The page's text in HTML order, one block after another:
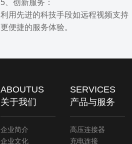
5、创新服务：
利用先进的科技手段如远程视频支持
更便捷的服务体验。
ABOUTUS
关于我们
企业简介
企业文化
SERVICES
产品与服务
高压连接器
充电连接